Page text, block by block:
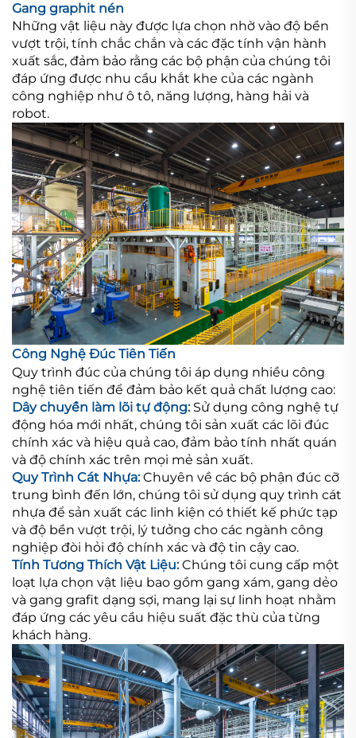
Gang graphit nén
Những vật liệu này được lựa chọn nhờ vào độ bền
vượt trội, tính chắc chắn và các đặc tính vận hành
xuất sắc, đảm bảo rằng các bộ phận của chúng tôi
đáp ứng được nhu cầu khắt khe của các ngành
công nghiệp như ô tô, năng lượng, hàng hải và
robot.
Công Nghệ Đúc Tiên Tiến
Quy trình đúc của chúng tôi áp dụng nhiều công
nghệ tiên tiến để đảm bảo kết quả chất lượng cao:
Dây chuyền làm lõi tự động: Sử dụng công nghệ tự
động hóa mới nhất, chúng tôi sản xuất các lõi đúc
chính xác và hiệu quả cao, đảm bảo tính nhất quán
và độ chính xác trên mọi mẻ sản xuất.
Quy Trình Cát Nhựa:Chuyên về các bộ phận đúc cỡ
trung bình đến lớn, chúng tôi sử dụng quy trình cát
nhựa để sản xuất các linh kiện có thiết kế phức tạp
và độ bền vượt trội, lý tưởng cho các ngành công
nghiệp đòi hỏi độ chính xác và độ tin cậy cao.
Tính Tương Thích Vật Liệu:Chúng tôi cung cấp một
loạt lựa chọn vật liệu bao gồm gang xám, gang dẻo
và gang grafit dạng sợi, mang lại sự linh hoạt nhằm
đáp ứng các yêu cầu hiệu suất đặc thù của từng
khách hàng.